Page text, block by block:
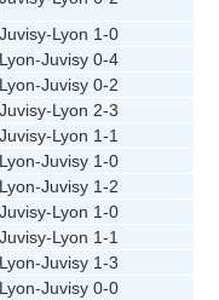
Juvisy-Lyon 1-0
Lyon-Juvisy 0-4
Lyon-Juvisy 0-2
Juvisy-Lyon 2-3
Juvisy-Lyon 1-1
Lyon-Juvisy 1-0
Lyon-Juvisy 1-2
Juvisy-Lyon 1-0
Juvisy-Lyon 1-1
Lyon-Juvisy 1-3
Lyon-Juvisy 0-0